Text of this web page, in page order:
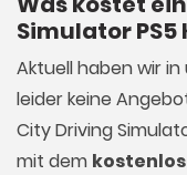
Simulator
Aktuell haben wir
leider keine
City Driving
mit dem